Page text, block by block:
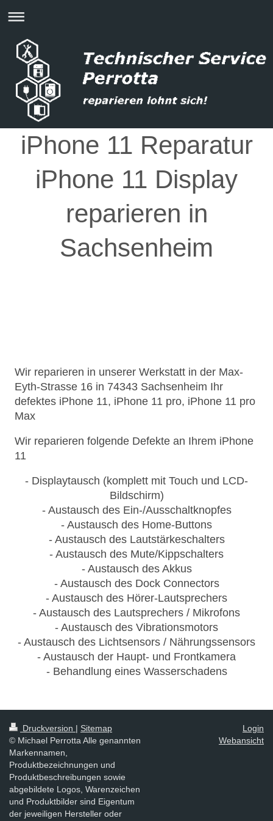
iPhone 11 Reparatur
iPhone 11 Display
reparieren in
Sachsenheim
Wir reparieren in unserer Werkstatt in der Max-
Eyth-Strasse 16 in 74343 Sachsenheim Ihr
defektes iPhone 11, iPhone 11 pro, iPhone 11 pro
Max
Wir reparieren folgende Defekte an Ihrem iPhone
11
- Displaytausch (komplett mit Touch und LCD-
Bildschirm)
- Austausch des Ein-/Ausschaltknopfes
- Austausch des Home-Buttons
- Austausch des Lautstärkeschalters
- Austausch des Mute/Kippschalters
- Austausch des Akkus
- Austausch des Dock Connectors
- Austausch des Hörer-Lautsprechers
- Austausch des Lautsprechers / Mikrofons
- Austausch des Vibrationsmotors
- Austausch des Lichtsensors / Nährungssensors
- Austausch der Haupt- und Frontkamera
- Behandlung eines Wasserschadens
Druckversion | Sitemap
© Michael Perrotta Alle genannten
Markennamen,
Produktbezeichnungen und
Produktbeschreibungen sowie
abgebildete Logos, Warenzeichen
und Produktbilder sind Eigentum
der jeweiligen Hersteller oder
Login
Webansicht